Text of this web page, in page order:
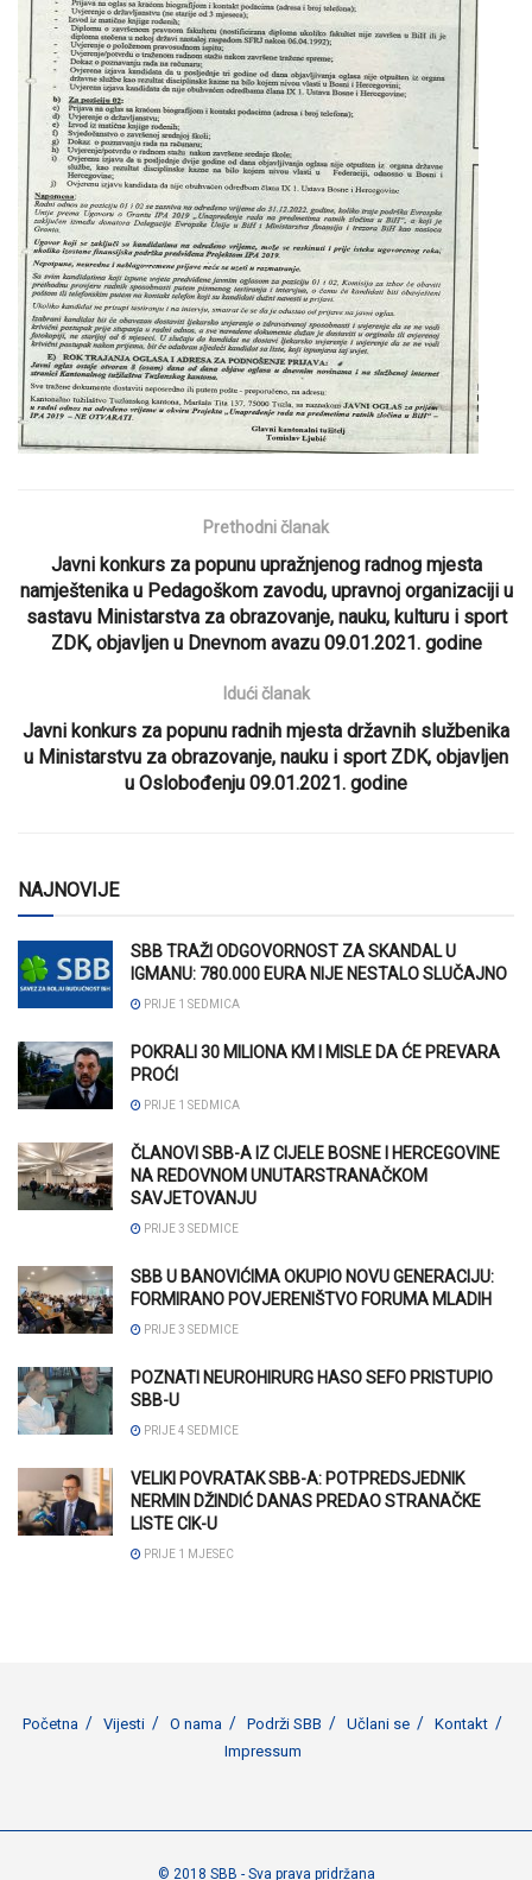
Prethodni članak
Javni konkurs za popunu upražnjenog radnog mjesta
namještenika u Pedagoškom zavodu, upravnoj organizaciji u
sastavu Ministarstva za obrazovanje, nauku, kulturu i sport
ZDK, objavljen u Dnevnom avazu 09.01.2021. godine
Idući članak
Javni konkurs za popunu radnih mjesta državnih službenika
u Ministarstvu za obrazovanje, nauku i sport ZDK, objavljen
u Oslobođenju 09.01.2021. godine
NAJNOVIJE
SBB TRAŽI ODGOVORNOST ZA SKANDAL U
IGMANU: 780.000 EURA NIJE NESTALO SLUČAJNO
PRIJE 1 SEDMICA
POKRALI 30 MILIONA KM I MISLE DA ĆE PREVARA
PROĆI
PRIJE 1 SEDMICA
ČLANOVI SBB-A IZ CIJELE BOSNE I HERCEGOVINE
NA REDOVNOM UNUTARSTRANAČKOM
SAVJETOVANJU
PRIJE 3 SEDMICE
SBB U BANOVIĆIMA OKUPIO NOVU GENERACIJU:
FORMIRANO POVJERENIŠTVO FORUMA MLADIH
PRIJE 3 SEDMICE
POZNATI NEUROHIRURG HASO SEFO PRISTUPIO
SBB-U
PRIJE 4 SEDMICE
VELIKI POVRATAK SBB-A: POTPREDSJEDNIK
NERMIN DŽINDIĆ DANAS PREDAO STRANAČKE
LISTE CIK-U
PRIJE 1 MJESEC
Početna Vijesti O nama Podrži SBB Učlani se
Kontakt
Impressum
© 2018 SBB - Sva prava pridržana